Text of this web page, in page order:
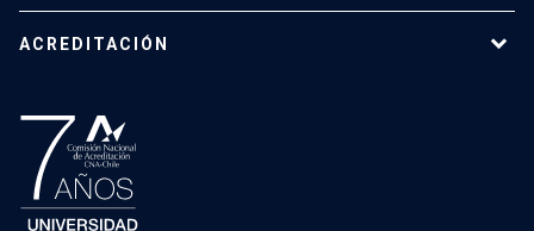
ACREDITACIÓN